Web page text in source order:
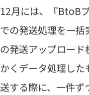
12月には、『BtoB
での発送処理を一
の発送アップロー
かくデータ処理し
送する際に、一件